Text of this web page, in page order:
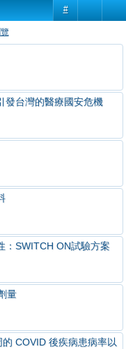
#
發台灣的醫療國安危機
：SWITCH ON試驗方案
量
COVID 後疾病患病率以